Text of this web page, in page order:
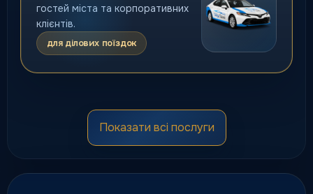
гостей міста та корпоративних
клієнтів.
для ділових поїздок
Мікроавтобуси
Комфортні мінівени для груп,
сімей, трансферів та подій.
Показати всі послуги